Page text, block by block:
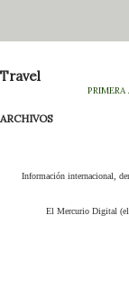
Travel
PRIMERA
ARCHIVOS
Información internacional,
El Mercurio Digital